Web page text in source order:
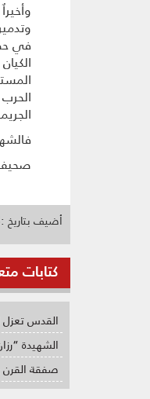
في
أضيف بتاريخ :2018/06/05
كتابات
القدس تعزل
الشهيدة
صفقة القرن